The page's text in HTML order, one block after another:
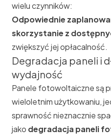
wielu czynników:
Odpowiednie
skorzystanie z
zwiększyć jej opłacalność.
Degradacja paneli i
wydajność
Panele fotowoltaiczne są
wieloletnim użytkowaniu,
sprawność nieznacznie
jako degradacja paneli